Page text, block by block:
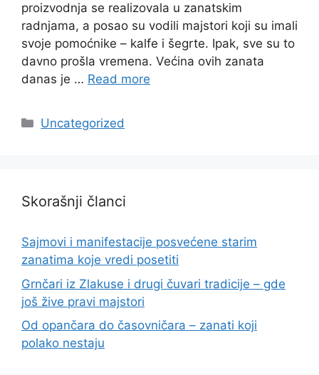
proizvodnja se realizovala u zanatskim
radnjama, a posao su vodili majstori koji su imali
svoje pomoćnike – kalfe i šegrte. Ipak, sve su to
davno prošla vremena. Većina ovih zanata
danas je … Read more
Categories
Uncategorized
Skorašnji članci
Sajmovi i manifestacije posvećene starim
zanatima koje vredi posetiti
Grnčari iz Zlakuse i drugi čuvari tradicije – gde
još žive pravi majstori
Od opančara do časovničara – zanati koji
polako nestaju